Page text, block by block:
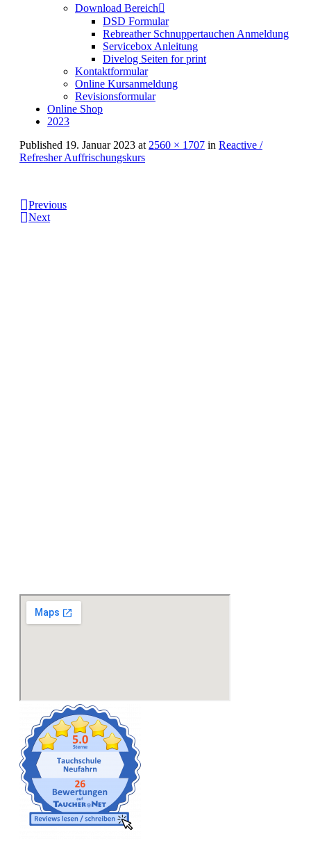
Download Bereich
DSD Formular
Rebreather Schnuppertauchen Anmeldung
Servicebox Anleitung
Divelog Seiten for print
Kontaktformular
Online Kursanmeldung
Revisionsformular
Online Shop
2023
Published 19. Januar 2023 at 2560 × 1707 in Reactive /
Refresher Auffrischungskurs
Previous
Next